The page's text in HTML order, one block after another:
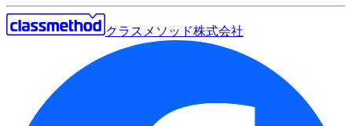
クラスメソッド株式会社